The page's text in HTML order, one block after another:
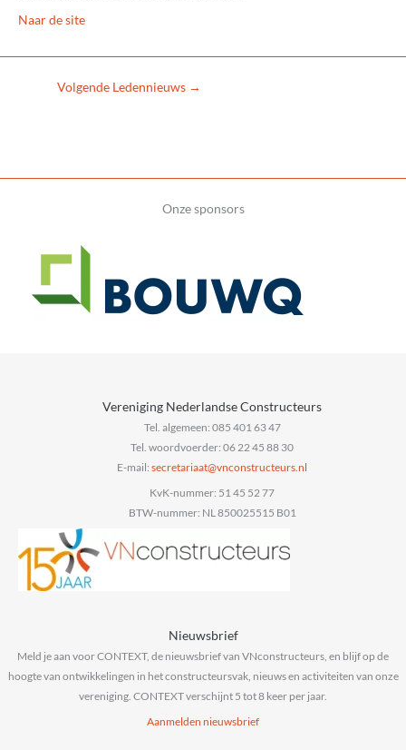
Naar de site
Volgende Ledennieuws →
Onze sponsors
Vereniging Nederlandse Constructeurs
Tel. algemeen: 085 401 63 47
Tel. woordvoerder: 06 22 45 88 30
E-mail:
ln.sruetcurtsnocnv
@taairaterces
KvK-nummer: 51 45 52 77
BTW-nummer: NL 850025515 B01
Nieuwsbrief
Meld je aan voor CONTEXT, de nieuwsbrief van VNconstructeurs, en blijf op de
hoogte van ontwikkelingen in het constructeursvak, nieuws en activiteiten van onze
vereniging. CONTEXT verschijnt 5 tot 8 keer per jaar.
Aanmelden nieuwsbrief